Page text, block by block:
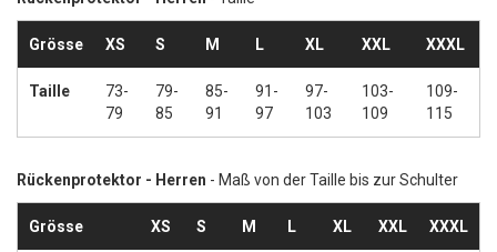
Grösse XS S M L XL XXL XXXL
Taille
73-
79
79-
85
85-
91
91-
97
97-
103
103-
109
109-
115
Rückenprotektor - Herren - Maß von der Taille bis zur Schulter
Grösse XS S M L XL XXL XXXL